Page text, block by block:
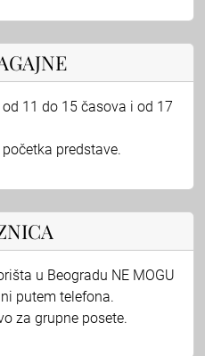
11 do 15 časova i od 17
predstave.
u Beogradu NE MOGU
putem telefona.
za grupne posete.